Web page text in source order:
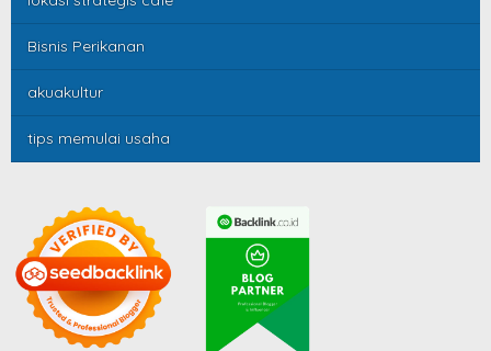
Bisnis Perikanan
akuakultur
tips memulai usaha